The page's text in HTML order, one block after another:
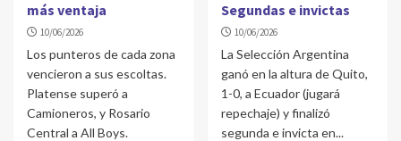
más ventaja
10/06/2026
Los punteros de cada zona
vencieron a sus escoltas.
Platense superó a
Camioneros, y Rosario
Central a All Boys.
Segundas e invictas
10/06/2026
La Selección Argentina
ganó en la altura de Quito,
1-0, a Ecuador (jugará
repechaje) y finalizó
segunda e invicta en...